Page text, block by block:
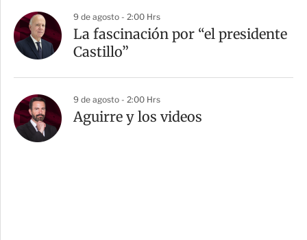
9 de agosto - 2:00 Hrs
La fascinación por “el presidente
Castillo”
9 de agosto - 2:00 Hrs
Aguirre y los videos